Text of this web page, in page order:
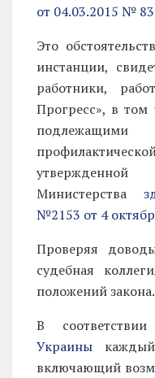
от 04.03.2015 № 83
Это
инстанции,
работники,
Прогресс», в
Министерства
№2153 от 4
Проверяя
судебная
положений закона.
В
Украины
включающий